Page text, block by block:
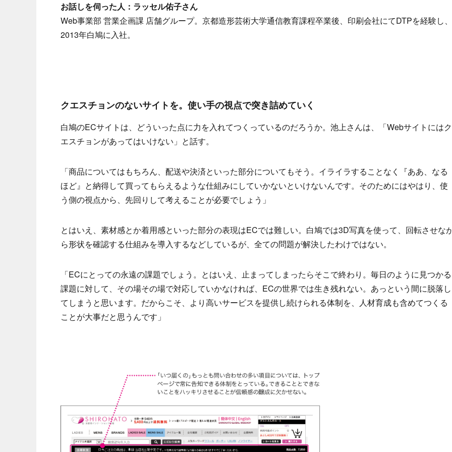
お話しを伺った人：ラッセル佑子さん
Web事業部 営業企画課 店舗グループ。京都造形芸術大学通信教育課程卒業後、印刷会社にてDTPを経験し、
2013年白鳩に入社。
クエスチョンのないサイトを。使い手の視点で突き詰めていく
白鳩のECサイトは、どういった点に力を入れてつくっているのだろうか。池上さんは、「Webサイトにはク
エスチョンがあってはいけない」と話す。
「商品についてはもちろん、配送や決済といった部分についてもそう。イライラすることなく『ああ、なる
ほど』と納得して買ってもらえるような仕組みにしていかないといけないんです。そのためにはやはり、使
う側の視点から、先回りして考えることが必要でしょう」
とはいえ、素材感とか着用感といった部分の表現はECでは難しい。白鳩では3D写真を使って、回転させな
ら形状を確認する仕組みを導入するなどしているが、全ての問題が解決したわけではない。
「ECにとっての永遠の課題でしょう。とはいえ、止まってしまったらそこで終わり。毎日のように見つかる
課題に対して、その場その場で対応していかなければ、ECの世界では生き残れない。あっという間に脱落し
てしまうと思います。だからこそ、より高いサービスを提供し続けられる体制を、人材育成も含めてつくる
ことが大事だと思うんです」